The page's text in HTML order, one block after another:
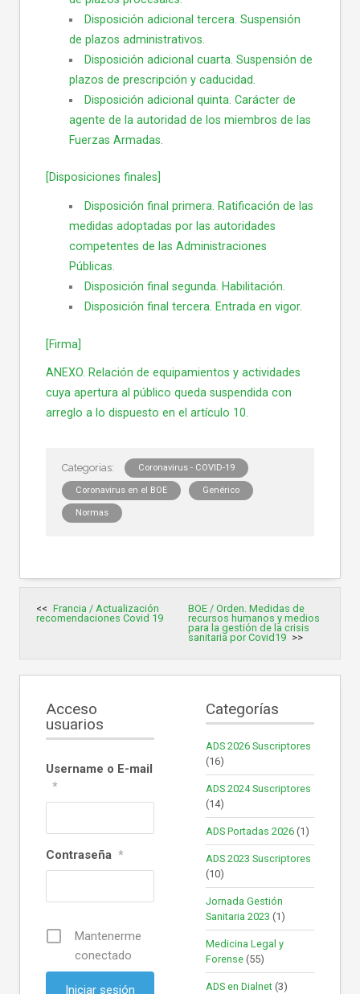
Disposición adicional tercera. Suspensión
de plazos administrativos.
Disposición adicional cuarta. Suspensión de
plazos de prescripción y caducidad.
Disposición adicional quinta. Carácter de
agente de la autoridad de los miembros de las
Fuerzas Armadas.
[Disposiciones finales]
Disposición final primera. Ratificación de las
medidas adoptadas por las autoridades
competentes de las Administraciones
Públicas.
Disposición final segunda. Habilitación.
Disposición final tercera. Entrada en vigor.
[Firma]
ANEXO. Relación de equipamientos y actividades
cuya apertura al público queda suspendida con
arreglo a lo dispuesto en el artículo 10.
Coronavirus - COVID-19
Coronavirus en el BOE Genérico
Normas
de
entradas
Francia / Actualización
recomendaciones Covid 19
BOE / Orden. Medidas de
recursos humanos y medios
para la gestión de la crisis
sanitaria por Covid19
Acceso
usuarios
Username o E-mail
*
Contraseña *
Mantenerme
conectado
Categorías
ADS 2026 Suscriptores
(16)
ADS 2024 Suscriptores
(14)
ADS Portadas 2026 (1)
ADS 2023 Suscriptores
(10)
Jornada Gestión
Sanitaria 2023 (1)
Medicina Legal y
Forense (55)
ADS en Dialnet (3)